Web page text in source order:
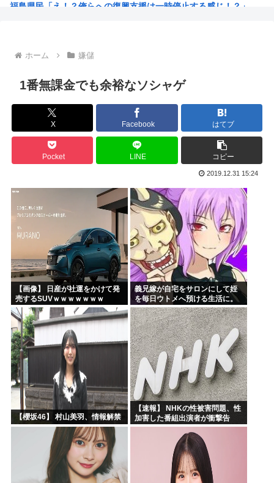
福島県民「え！？俺らへの復興支援は一時停止する感じ！？」...
ガンダムSEEDの新台パチ●コ、またコケるwww
高市早苗熊本視察PVを映像ディレクターが本気で分析した結...
来週のハンターハンタータイソンとツベッパ王子TSK17に...
『ヤニねこ』の喫煙や覚醒剤の注射シーン、青少年への影響を...
海外「これが文明か！」日本に比べて超石器時代だった英国に...
ゼレンスキー大統領「日本の支援は大きくない」3兆円も支援...
「沢城みゆき」「悠木碧」「坂本真綾」「黒沢ともよ」パチ●...
「安倍晋三」「麻生太郎」「石原慎太郎」「高市早苗」 無礼...
漫画「人間を舐めるなよ…！」←こういう展開好きなんやが
ハンターハンター、とんでもねえ伏線が発掘されるwww
ひなこのーと作者、ついに限界突破
韓国、日本で韓国籍のインフルエンサーが7台の車に当て逃げ...
ホーム 嫌儲
1番無課金でも余裕なソシャゲ
X Facebook はてブ
Pocket LINE コピー
2019.12.31 15:24
【画像】 日産が社運をかけて発
売するSUVｗｗｗｗｗｗｗ
義兄嫁が自宅をサロンにして姪
を毎日ウトメへ預ける生活に。
数年後、そのツケが一気に回っ
てきて…
【櫻坂46】 村山美羽、情報解禁
【速報】 NHKの性被害問題、性
加害した番組出演者が衝撃告
白！